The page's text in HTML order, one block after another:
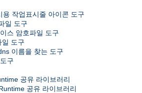
용 작업표시줄 아이콘 도구
일 도구
스 암호파일 도구
도구
이름을 찾는 도구
구
공유 라이브러리
공유 라이브러리